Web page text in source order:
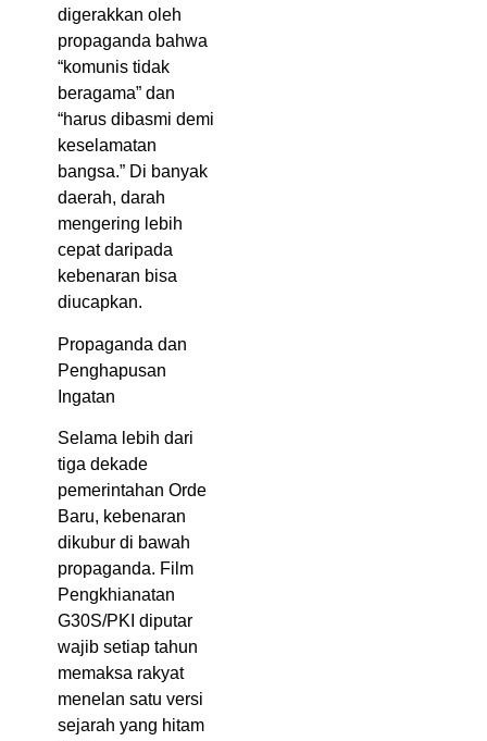
digerakkan oleh
propaganda bahwa
“komunis tidak
beragama” dan
“harus dibasmi demi
keselamatan
bangsa.” Di banyak
daerah, darah
mengering lebih
cepat daripada
kebenaran bisa
diucapkan.
Propaganda dan
Penghapusan
Ingatan
Selama lebih dari
tiga dekade
pemerintahan Orde
Baru, kebenaran
dikubur di bawah
propaganda. Film
Pengkhianatan
G30S/PKI diputar
wajib setiap tahun
memaksa rakyat
menelan satu versi
sejarah yang hitam